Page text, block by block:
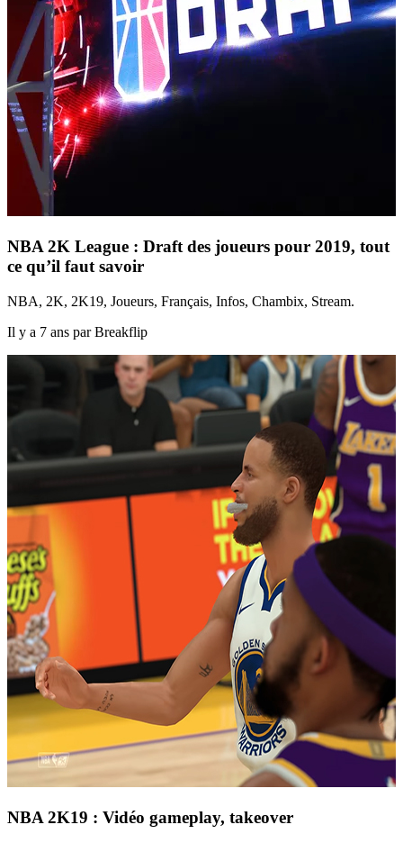
NBA 2K League : Draft des joueurs pour 2019, tout
ce qu’il faut savoir
NBA, 2K, 2K19, Joueurs, Français, Infos, Chambix, Stream.
Il y a 7 ans par Breakflip
NBA 2K19 : Vidéo gameplay, takeover